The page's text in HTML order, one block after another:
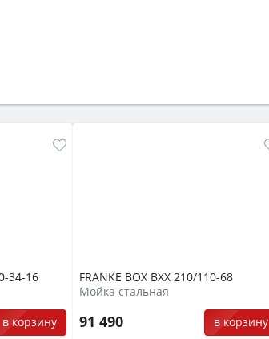
34-16
в корзину
FRANKE BOX BXX 210/110-68
Мойка стальная
91 490 в корзину